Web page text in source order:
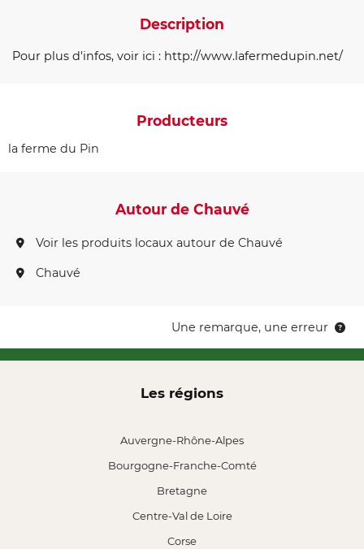
Description
Pour plus d'infos, voir ici : http://www.lafermedupin.net/
Producteurs
la ferme du Pin
Autour de Chauvé
Voir les produits locaux autour de Chauvé
Chauvé
Une remarque, une erreur
Les régions
Auvergne-Rhône-Alpes
Bourgogne-Franche-Comté
Bretagne
Centre-Val de Loire
Corse